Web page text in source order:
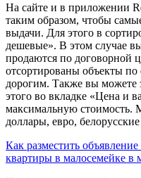
На сайте и в приложении
таким образом, чтобы
выдачи. Для этого в
дешевые». В этом случае
продаются по договорной
отсортированы объекты
дорогим. Также вы можете
этого во вкладке «Цена и
максимальную
доллары, евро,
Как разместить
квартиры в малосемейке в